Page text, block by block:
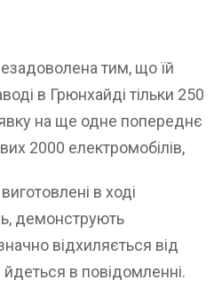
тим, що їй
в Грюнхайді тільки 250
на ще одне попереднє
2000 електромобілів,
в ході
демонструють
відхиляється від
йдеться в повідомленні.